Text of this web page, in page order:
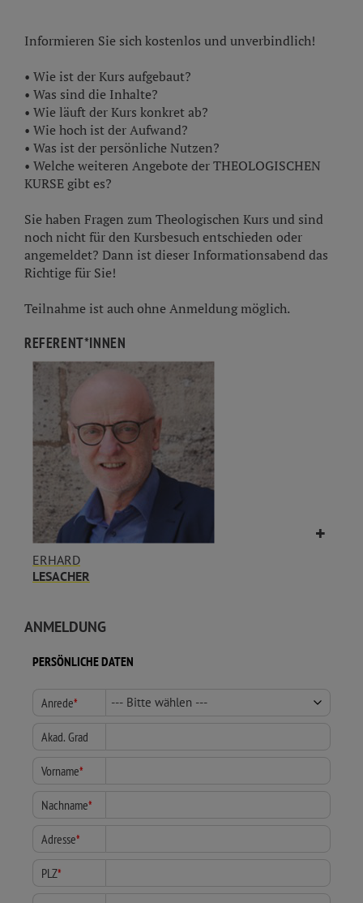
Informieren Sie sich kostenlos und unverbindlich!
• Wie ist der Kurs aufgebaut?
• Was sind die Inhalte?
• Wie läuft der Kurs konkret ab?
• Wie hoch ist der Aufwand?
• Was ist der persönliche Nutzen?
• Welche weiteren Angebote der THEOLOGISCHEN
KURSE gibt es?
Sie haben Fragen zum Theologischen Kurs und sind
noch nicht für den Kursbesuch entschieden oder
angemeldet? Dann ist dieser Informationsabend das
Richtige für Sie!
Teilnahme ist auch ohne Anmeldung möglich.
REFERENT*INNEN
ERHARD
LESACHER
ANMELDUNG
PERSÖNLICHE DATEN
Anrede*
Akad. Grad
Vorname*
Nachname*
Adresse*
PLZ*